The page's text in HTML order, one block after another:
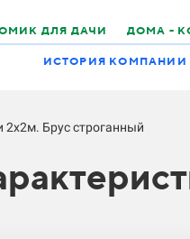
ДЛЯ ДАЧИ ДОМА -
ИСТОРИЯ КОМПАНИИ
Брус строганный